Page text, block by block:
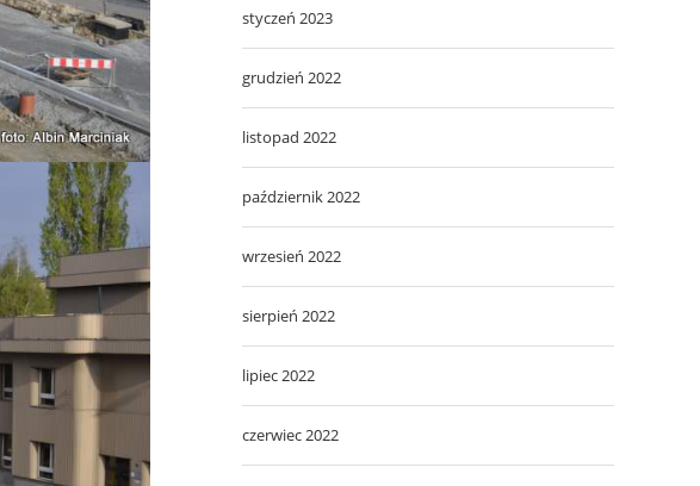
styczeń 2023
grudzień 2022
listopad 2022
październik 2022
wrzesień 2022
sierpień 2022
lipiec 2022
czerwiec 2022